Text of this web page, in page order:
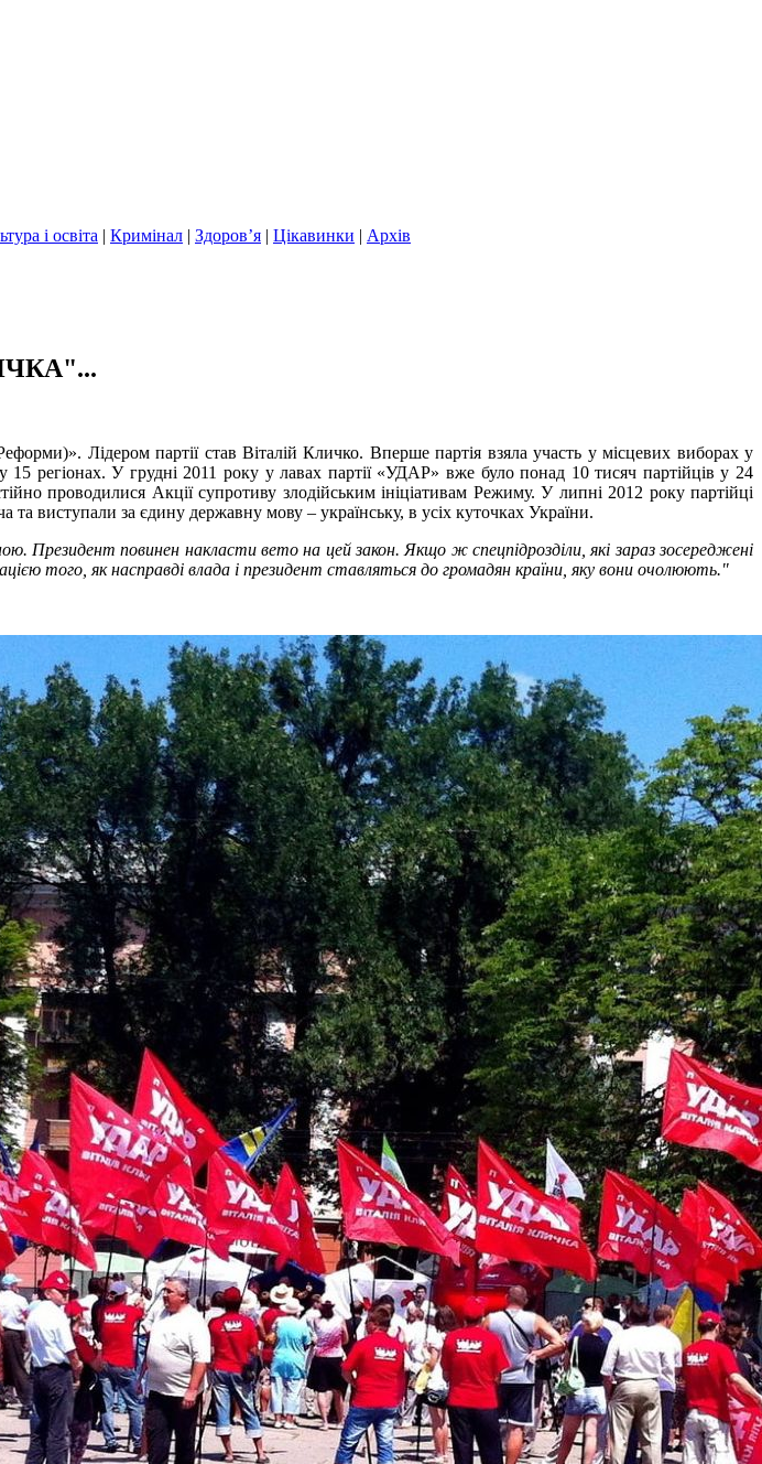
і освіта | Кримінал | Здоров’я | Цікавинки | Архів
Лідером партії став Віталій Кличко. Вперше партія взяла участь у місцевих виборах у
регіонах. У грудні 2011 року у лавах партії «УДАР» вже було понад 10 тисяч партійців у 24
проводилися Акції супротиву злодійським ініціативам Режиму. У липні 2012 року партійці
виступали за єдину державну мову – українську, в усіх куточках України.
Президент повинен накласти вето на цей закон. Якщо ж спецпідрозділи, які зараз зосереджені
того, як насправді влада і президент ставляться до громадян країни, яку вони очолюють."